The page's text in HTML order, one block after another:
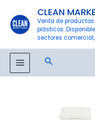
contenido
CLEAN
Venta de
plásticos.
sectores
MAIN
Buscar